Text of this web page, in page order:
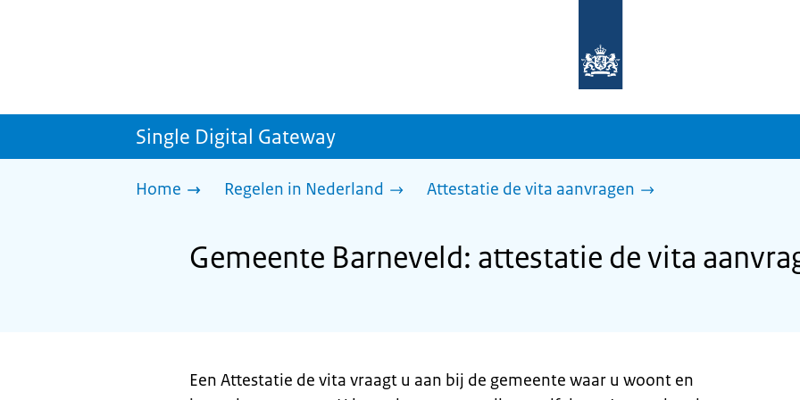
homepage
sdg.rijksoverheid.nl
Single Digital Gateway
Home Regelen in Nederland Attestatie de vita aanvragen
Gemeente Barneveld: attestatie de vita
Een Attestatie de vita vraagt u aan bij de gemeente waar u woont en